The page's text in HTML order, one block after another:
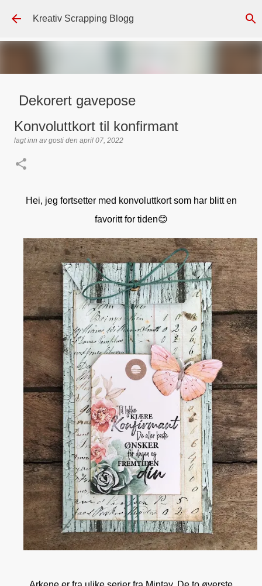
Gå til hovedinnhold
Kreativ Scrapping Blogg
Dekorert gavepose
Konvoluttkort til konfirmant
lagt inn avgosti den april 07, 2022
Hei, jeg fortsetter med konvoluttkort som har blitt en
favoritt for tiden😊